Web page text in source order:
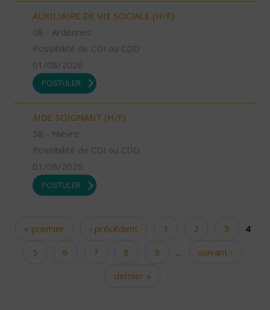
AUXILIAIRE DE VIE SOCIALE (H/F)
08 - Ardennes
Possibilité de CDI ou CDD
01/08/2026
POSTULER
AIDE SOIGNANT (H/F)
58 - Nièvre
Possibilité de CDI ou CDD
01/08/2026
POSTULER
Pages« premier ‹ précédent 1 2 3
4
5
6 7 8 9 …
suivant ›
dernier »